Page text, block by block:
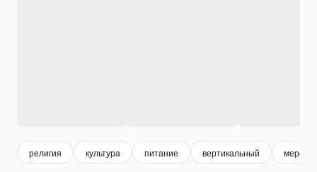
религия культура питание вертикальный